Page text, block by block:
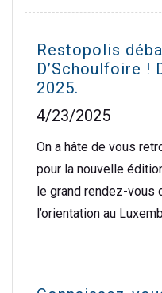
Restopolis
D’Schoulfoire !
2025.
4/23/2025
On a hâte de vous
pour la nouvelle
le grand rendez-vous
l’orientation au